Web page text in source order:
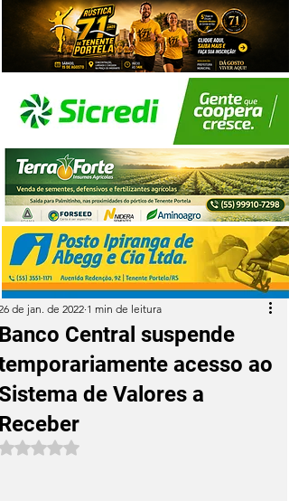
Central suspende
acesso ao
de Valores a
de jan. de 2022 1 min de leitura
Avaliado com NaN de 5 estrelas.